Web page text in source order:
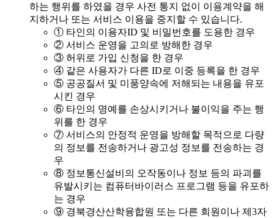
하는 행위를 하였을 경우 사전 통지 없이 이용계약을 해
지하거나 또는 서비스 이용을 중지할 수 있습니다.
① 타인의 이용자ID 및 비밀번호를 도용한 경우
② 서비스 운영을 고의로 방해한 경우
③ 허위로 가입 신청을 한 경우
④ 같은 사용자가 다른 ID로 이중 등록을 한 경우
⑤ 공공질서 및 미풍양속에 저해되는 내용을 유포
시킨 경우
⑥ 타인의 명예를 손상시키거나 불이익을 주는 행
위를 한 경우
⑦ 서비스의 안정적 운영을 방해할 목적으로 다량
의 정보를 전송하거나 광고성 정보를 전송하는 경
우
⑧ 정보통신설비의 오작동이나 정보 등의 파괴를
유발시키는 컴퓨터바이러스 프로그램 등을 유포하
는 경우
⑨ 경북경산산학융합원 또는 다른 회원이나 제3자